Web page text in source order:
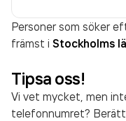
Personer som söker
främst i Stockholms
Tipsa oss!
Vi vet mycket, men
telefonnumret?